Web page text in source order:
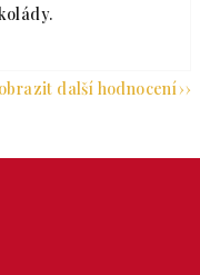
další hodnocení